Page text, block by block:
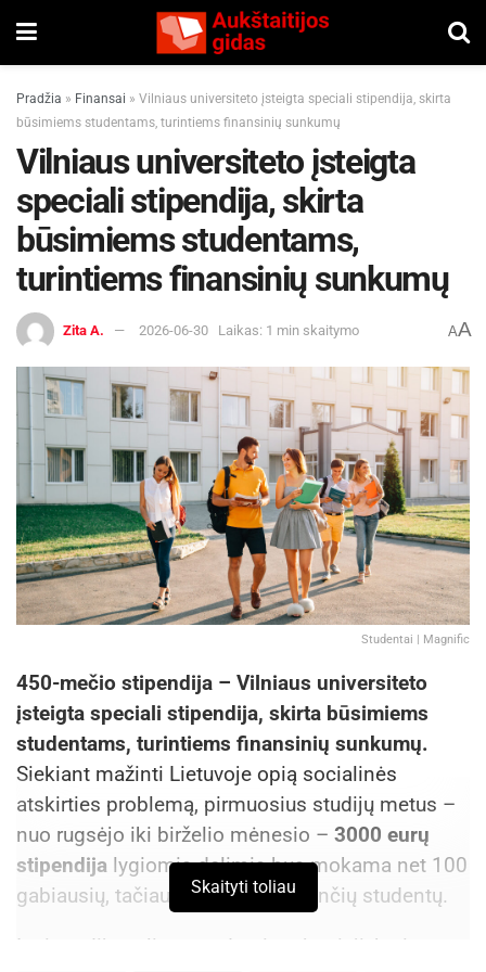
Pradžia » Finansai » Vilniaus universiteto įsteigta speciali stipendija, skirta
būsimiems studentams, turintiems finansinių sunkumų
Vilniaus universiteto įsteigta
speciali stipendija, skirta
būsimiems studentams,
turintiems finansinių sunkumų
Zita A. 2026-06-30 Laikas: 1 min skaitymo AA
Studentai | Magnific
450-mečio stipendija – Vilniaus universiteto
įsteigta speciali stipendija, skirta būsimiems
studentams, turintiems finansinių sunkumų.
Siekiant mažinti Lietuvoje opią socialinės
atskirties problemą, pirmuosius studijų metus –
nuo rugsėjo iki birželio mėnesio – 3000 eurų
stipendija lygiomis dalimis bus mokama net 100
gabiausių, tačiau finansų stokojančių studentų.
Į stipendiją gali pretenduoti stojantieji, kurie
Skaityti toliau